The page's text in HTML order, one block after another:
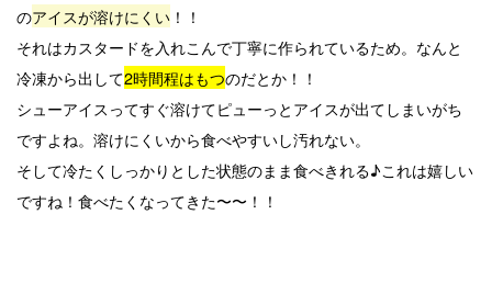
のアイスが溶けにくい ！！
それはカスタードを入れこんで丁寧に作られているため。なんと
冷凍から出して2時間程はもつのだとか！！
シューアイスってすぐ溶けてピューっとアイスが出てしまいがち
ですよね。溶けにくいから食べやすいし汚れない。
そして冷たくしっかりとした状態のまま食べきれる♪これは嬉しい
ですね！食べたくなってきた〜〜！！